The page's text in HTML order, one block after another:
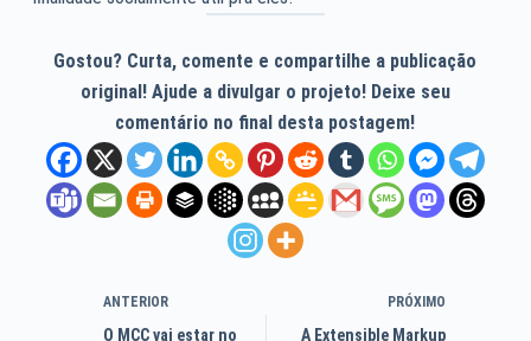
Gostou? Curta, comente e compartilhe a publicação
original! Ajude a divulgar o projeto! Deixe seu
comentário no final desta postagem!
ANTERIOR
O MCC vai estar no
PRÓXIMO
A Extensible Markup